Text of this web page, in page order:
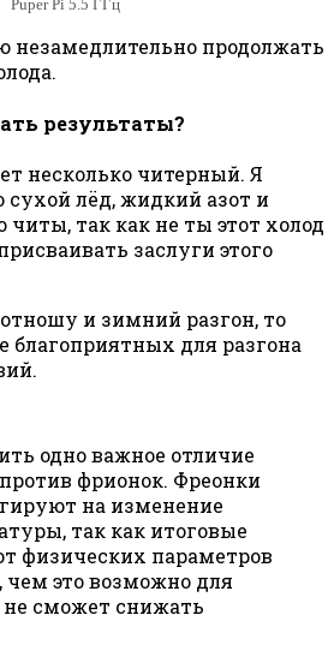
Puper Pi 5.5 ГГц
незамедлительно продолжать
результаты?
несколько читерный. Я
сухой лёд, жидкий азот и
так как не ты этот холод
заслуги этого
и зимний разгон, то
благоприятных для разгона
одно важное отличие
фрионок. Фреонки
на изменение
так как итоговые
физических параметров
чем это возможно для
не сможет снижать